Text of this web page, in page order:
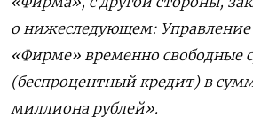
о нижеследующем: Управление
«Фирме» временно свободные
(беспроцентный кредит) в
миллиона рублей».